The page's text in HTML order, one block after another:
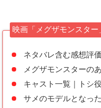
映画「メグザモンスター
ネタバレ含む感想評
メグザモンスターの
キャスト一覧｜トシ
サメのモデルとなっ